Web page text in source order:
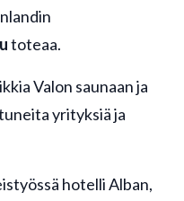
toteaa.
Valon saunaan ja
yrityksiä ja
hotelli Alban,